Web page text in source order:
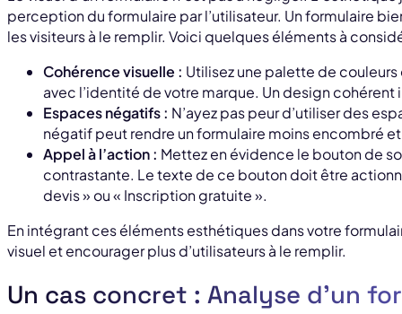
perception du formulaire par l’utilisateur. Un formulaire
les visiteurs à le remplir. Voici quelques éléments à
Cohérence visuelle : Utilisez une palette de
avec l’identité de votre marque. Un design
Espaces négatifs : N’ayez pas peur d’utiliser des
négatif peut rendre un formulaire moins encombré
Appel à l’action : Mettez en évidence le bouton de
contrastante. Le texte de ce bouton doit être
devis » ou « Inscription gratuite ».
En intégrant ces éléments esthétiques dans votre
visuel et encourager plus d’utilisateurs à le remplir.
Un cas concret : Analyse d’un